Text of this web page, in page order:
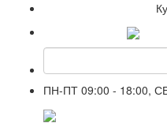
ПН-ПТ 09:00 - 18:00,